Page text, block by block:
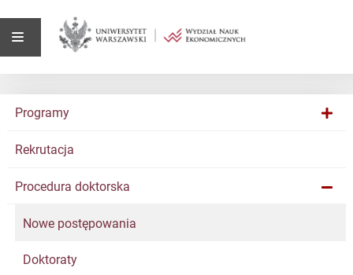
Programy
Rekrutacja
Procedura doktorska
Nowe postępowania
Doktoraty